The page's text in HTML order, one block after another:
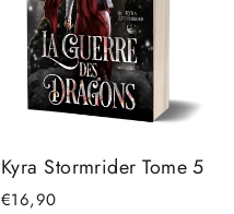
Kyra Stormrider Tome 5
€16,90